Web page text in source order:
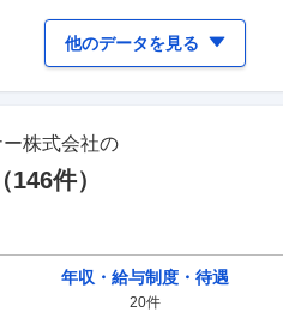
他のデータを見る
株式会社の
146件）
年収・給与制度・待遇
20件